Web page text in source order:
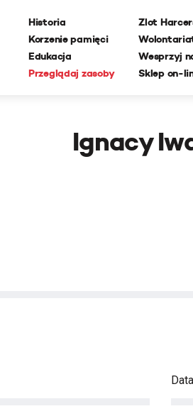
Historia
Korzenie pamięci
Edukacja
Przeglądaj zasoby
Zlot
Wesprzyj
Sklep on-
Ignacy